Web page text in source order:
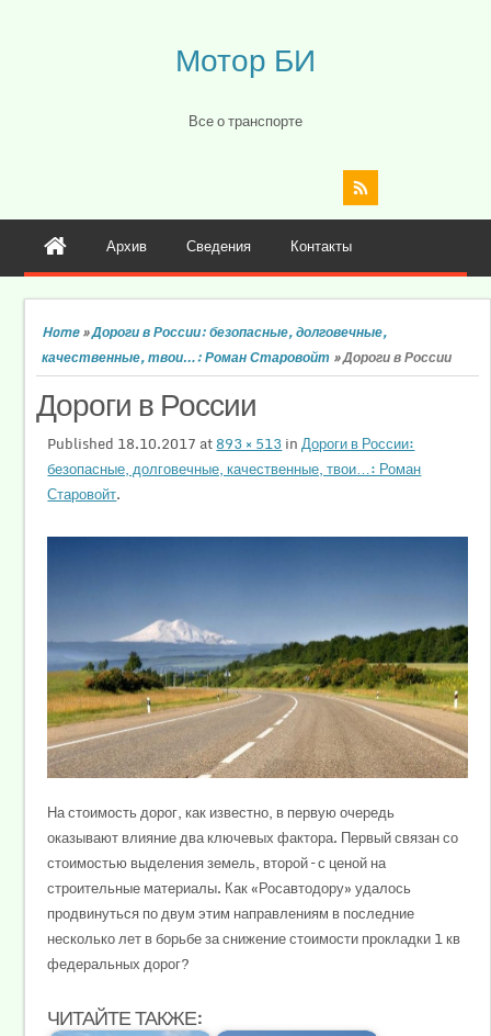
Мотор БИ
Все о транспорте
Архив Сведения Контакты
Home»Дороги в России: безопасные, долговечные,
качественные, твои…: Роман Старовойт »Дороги в России
Дороги в России
Published 18.10.2017 at893 × 513 inДороги в России:
безопасные, долговечные, качественные, твои…: Роман
Старовойт.
На стоимость дорог, как известно, в первую очередь
оказывают влияние два ключевых фактора. Первый связан со
стоимостью выделения земель, второй – с ценой на
строительные материалы. Как «Росавтодору» удалось
продвинуться по двум этим направлениям в последние
несколько лет в борьбе за снижение стоимости прокладки 1 кв
федеральных дорог?
ЧИТАЙТЕ ТАКЖЕ: